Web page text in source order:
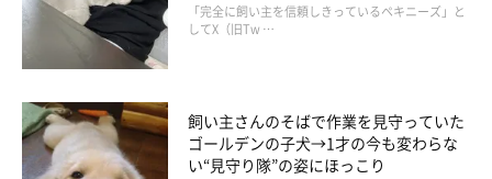
「完全に飼い主を信頼しきっているペキニーズ」と
してX（旧Tw …
飼い主さんのそばで作業を見守っていた
ゴールデンの子犬→1才の今も変わらな
い“見守り隊”の姿にほっこり